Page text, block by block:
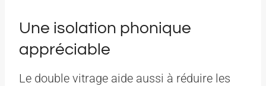
Une isolation phonique
appréciable
Le double vitrage aide aussi à réduire les